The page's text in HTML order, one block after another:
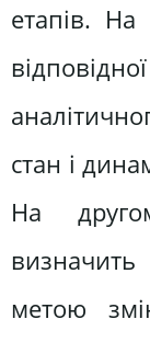
етапів. На
стан і
На
метою